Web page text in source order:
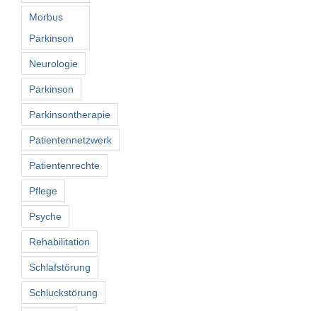
Morbus
Parkinson
Neurologie
Parkinson
Parkinsontherapie
Patientennetzwerk
Patientenrechte
Pflege
Psyche
Rehabilitation
Schlafstörung
Schluckstörung